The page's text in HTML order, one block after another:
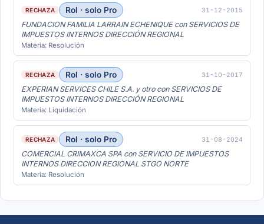
RECHAZA Rol · solo Pro 31-12-2015
FUNDACION FAMILIA LARRAIN ECHENIQUE con SERVICIOS DE
IMPUESTOS INTERNOS DIRECCIÓN REGIONAL
Materia: Resolución
RECHAZA Rol · solo Pro 31-10-2017
EXPERIAN SERVICES CHILE S.A. y otro con SERVICIOS DE
IMPUESTOS INTERNOS DIRECCIÓN REGIONAL
Materia: Liquidación
RECHAZA Rol · solo Pro 31-08-2024
COMERCIAL CRIMAXCA SPA con SERVICIO DE IMPUESTOS
INTERNOS DIRECCION REGIONAL STGO NORTE
Materia: Resolución